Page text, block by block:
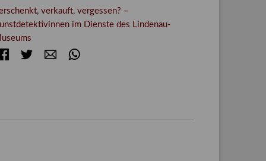
verkauft, vergessen? –
im Dienste des Lindenau-
FacebookTwitter E-mail